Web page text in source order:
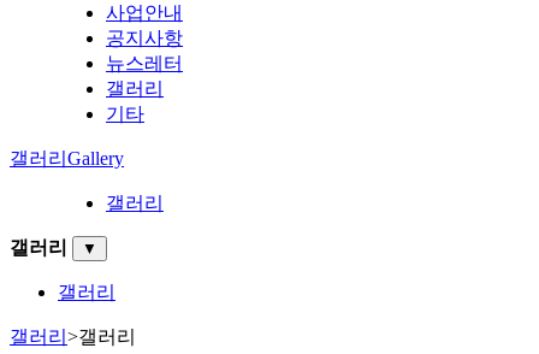
사업안내
공지사항
뉴스레터
갤러리
기타
갤러리 Gallery
갤러리
갤러리 ▼
갤러리
갤러리 >갤러리